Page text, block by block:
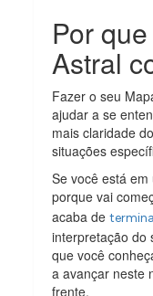
Por
Astral
Fazer o seu
ajudar a se
mais claridade
situações
Se você está
porque vai
acaba de
interpretação do
que você
a avançar neste
frente.